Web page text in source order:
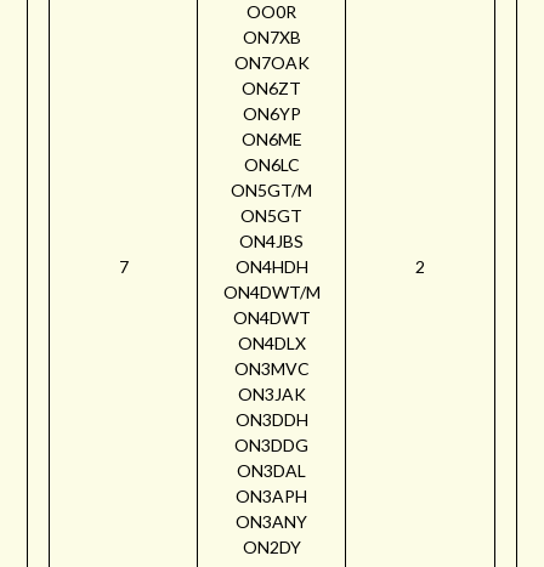
7
OO0R
ON7XB
ON7OAK
ON6ZT
ON6YP
ON6ME
ON6LC
ON5GT/M
ON5GT
ON4JBS
ON4HDH
ON4DWT/M
ON4DWT
ON4DLX
ON3MVC
ON3JAK
ON3DDH
ON3DDG
ON3DAL
ON3APH
ON3ANY
ON2DY
2